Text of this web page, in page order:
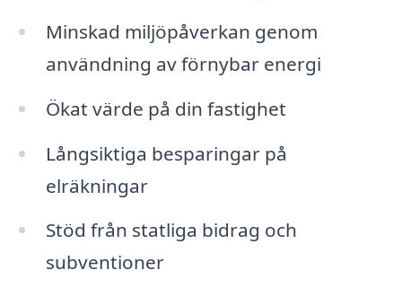
Minskad miljöpåverkan genom
användning av förnybar energi
Ökat värde på din fastighet
Långsiktiga besparingar på
elräkningar
Stöd från statliga bidrag och
subventioner